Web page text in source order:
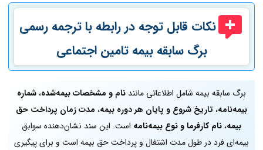
نکات قابل توجه در رابطه با ترجمه رسمی
برگ سابقه بیمه تامین اجتماعی
برگ سابقه بیمه شامل اطلاعاتی مانند نام و مشخصات بیمه‌شده،شماره
بیمه‌نامه، تاریخ شروع و پایان هر دوره بیمه، مدت زمان پرداخت حق
بیمه،نام کارفرما و نوع بیمه‌نامه است. این سند نشان‌دهنده سوابق
بیمه‌ای فرد در طول مدت اشتغال و پرداخت حق بیمه است و برای پیگیری